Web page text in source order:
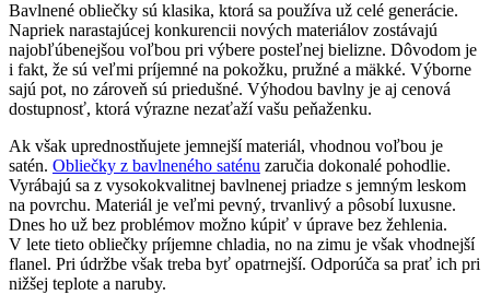
Bavlnené obliečky sú klasika, ktorá sa používa už celé generácie.
Napriek narastajúcej konkurencii nových materiálov zostávajú
najobľúbenejšou voľbou pri výbere posteľnej bielizne. Dôvodom je
i fakt, že sú veľmi príjemné na pokožku, pružné a mäkké. Výborne
sajú pot, no zároveň sú priedušné. Výhodou bavlny je aj cenová
dostupnosť, ktorá výrazne nezaťaží vašu peňaženku.
Ak však uprednostňujete jemnejší materiál, vhodnou voľbou je
satén. Obliečky z bavlneného saténu zaručia dokonalé pohodlie.
Vyrábajú sa z vysokokvalitnej bavlnenej priadze s jemným leskom
na povrchu. Materiál je veľmi pevný, trvanlivý a pôsobí luxusne.
Dnes ho už bez problémov možno kúpiť v úprave bez žehlenia.
V lete tieto obliečky príjemne chladia, no na zimu je však vhodnejší
flanel. Pri údržbe však treba byť opatrnejší. Odporúča sa prať ich pri
nižšej teplote a naruby.